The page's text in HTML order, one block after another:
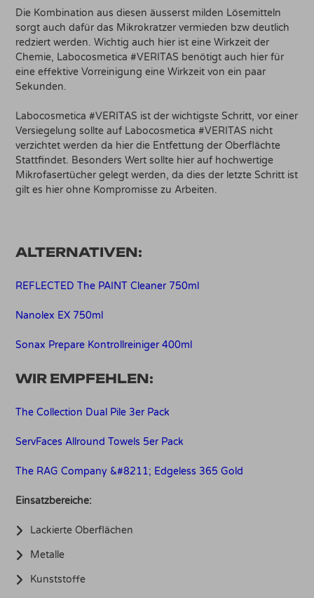
Die Kombination aus diesen äusserst milden Lösemitteln
sorgt auch dafür das Mikrokratzer vermieden bzw deutlich
redziert werden. Wichtig auch hier ist eine Wirkzeit der
Chemie, Labocosmetica #VERITAS benötigt auch hier für
eine effektive Vorreinigung eine Wirkzeit von ein paar
Sekunden.
Labocosmetica #VERITAS ist der wichtigste Schritt, vor einer
Versiegelung sollte auf Labocosmetica #VERITAS nicht
verzichtet werden da hier die Entfettung der Oberflächte
Stattfindet. Besonders Wert sollte hier auf hochwertige
Mikrofasertücher gelegt werden, da dies der letzte Schritt ist
gilt es hier ohne Kompromisse zu Arbeiten.
ALTERNATIVEN:
REFLECTED The PAINT Cleaner 750ml
Nanolex EX 750ml
Sonax Prepare Kontrollreiniger 400ml
WIR EMPFEHLEN:
The Collection Dual Pile 3er Pack
ServFaces Allround Towels 5er Pack
The RAG Company &#8211; Edgeless 365 Gold
Einsatzbereiche:
Lackierte Oberflächen
Metalle
Kunststoffe